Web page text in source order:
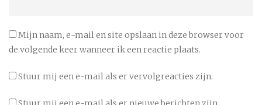
Mijn naam, e-mail en site opslaan in deze browser voor
de volgende keer wanneer ik een reactie plaats.
Stuur mij een e-mail als er vervolgreacties zijn.